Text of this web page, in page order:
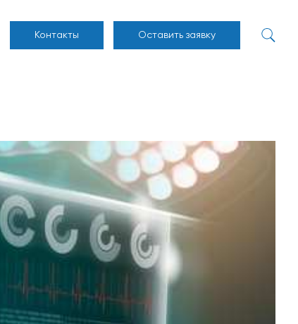
Контакты Оставить заявку